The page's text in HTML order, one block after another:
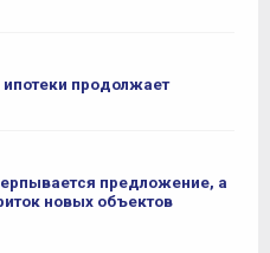
продолжает
предложение, а
новых объектов